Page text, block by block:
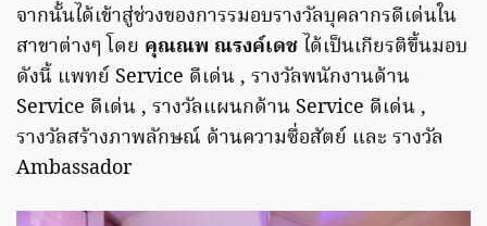
จากนั้นได้เข้าสู่ช่วงของการรมอบรางวัลบุคลากรดีเด่นใน
สาขาต่างๆ โดย คุณณพ ณรงค์เดช ได้เป็นเกียรติขึ้นมอบ
ดังนี้ แพทย์ Service ดีเด่น , รางวัลพนักงานด้าน
Service ดีเด่น , รางวัลแผนกด้าน Service ดีเด่น ,
รางวัลสร้างภาพลักษณ์ ด้านความซื่อสัตย์ และ รางวัล
Ambassador